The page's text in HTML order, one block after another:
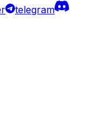
telegram